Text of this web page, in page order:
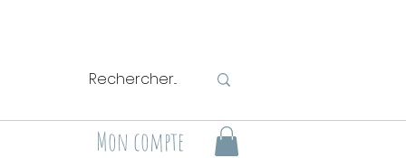
Mon compte